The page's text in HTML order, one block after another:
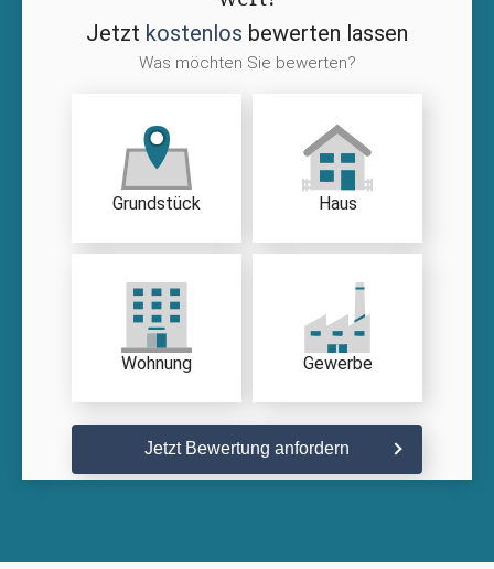
Jetzt kostenlos bewerten lassen
Was möchten Sie bewerten?
Grundstück Haus
Wohnung Gewerbe
Jetzt Bewertung anfordern